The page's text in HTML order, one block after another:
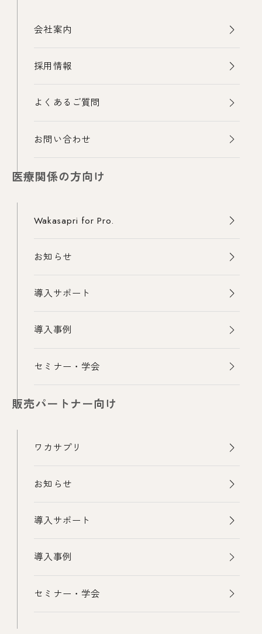
会社案内
採用情報
よくあるご質問
お問い合わせ
医療関係の方向け
Wakasapri for Pro.
お知らせ
導入サポート
導入事例
セミナー・学会
販売パートナー向け
ワカサプリ
お知らせ
導入サポート
導入事例
セミナー・学会